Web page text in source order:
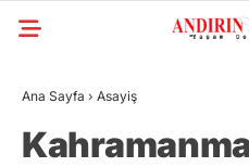
Ana Sayfa › Asayiş